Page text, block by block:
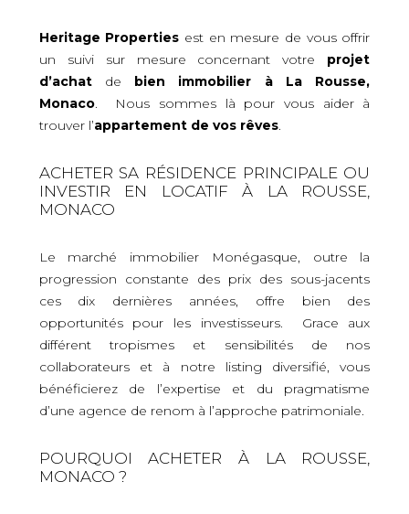
Heritage Properties est en mesure de vous offrir
un suivi sur mesure concernant votre projet
d’achat de bien immobilier
à La Rousse,
Monaco. Nous sommes là pour vous aider à
trouver l’appartement de vos rêves.
ACHETER SA RÉSIDENCE PRINCIPALE OU
INVESTIR EN LOCATIF À LA ROUSSE,
MONACO
Le marché immobilier Monégasque, outre la
progression constante des prix des sous-jacents
ces dix dernières années, offre bien des
opportunités pour les investisseurs. Grace aux
différent tropismes et sensibilités de nos
collaborateurs et à notre listing diversifié, vous
bénéficierez de l’expertise et du pragmatisme
d’une agence de renom à l’approche patrimoniale.
POURQUOI ACHETER À LA ROUSSE,
MONACO ?